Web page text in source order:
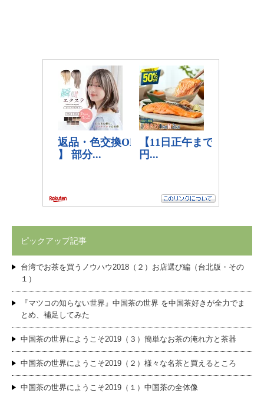
ピックアップ記事
台湾でお茶を買うノウハウ2018（２）お店選び編（台北版・その
１）
『マツコの知らない世界』中国茶の世界 を中国茶好きが全力でま
とめ、補足してみた
中国茶の世界にようこそ2019（３）簡単なお茶の淹れ方と茶器
中国茶の世界にようこそ2019（２）様々な名茶と買えるところ
中国茶の世界にようこそ2019（１）中国茶の全体像